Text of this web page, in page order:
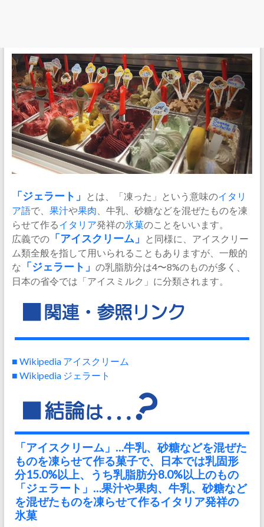
「 ジェラート 」 とは、「凍った」という意味のイタリ
ア語で、 果汁や果肉 、牛乳、砂糖などを混ぜたものを凍
らせて作るイタリア発祥の氷菓のことをいいます。
広義での「アイスクリーム」
と同様に、アイスクリー
ム類全般を指して用いられることもありますが、一般的
な 「ジェラート」 の乳脂肪分は4〜8%のものが多く、
日本の省令では「アイスミルク」に分類されます。
■ Wikipedia アイスクリーム
■ Wikipedia ジェラート
「アイスクリーム」…牛乳、砂糖などを混ぜた
ものを凍らせて作る菓子で、日本では乳固形
分15.0%以上、うち乳脂肪分8.0%以上のもの
「ジェラート」…果汁や果肉、牛乳、砂糖など
を混ぜたものを凍らせて作るイタリア発祥の
氷菓